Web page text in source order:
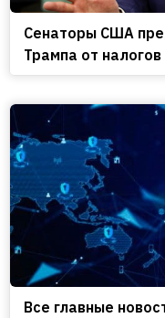
Сенаторы США
Трампа от налогов
Все главные